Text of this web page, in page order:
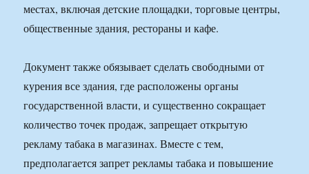
местах, включая детские площадки, торговые центры,
общественные здания, рестораны и кафе.
Документ также обязывает сделать свободными от
курения все здания, где расположены органы
государственной власти, и существенно сокращает
количество точек продаж, запрещает открытую
рекламу табака в магазинах. Вместе с тем,
предполагается запрет рекламы табака и повышение